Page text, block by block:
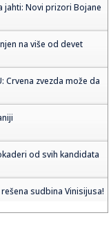
Novi prizori Bojane
na više od devet
Crvena zvezda može da
od svih kandidata
sudbina Vinisijusa!